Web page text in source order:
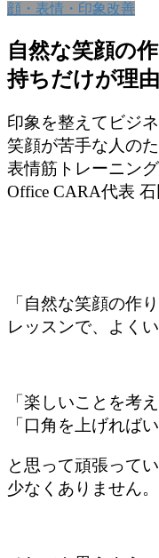
顔・表情・印象改善
自然な笑顔の
持ちだけが理
印象を整えてビジ
笑顔が苦手な人の
表情筋トレーニン
Office CARA代表 石
「自然な笑顔の作
レッスンで、よく
「楽しいことを考
「口角を上げればい
と思って頑張って
少なくありません。